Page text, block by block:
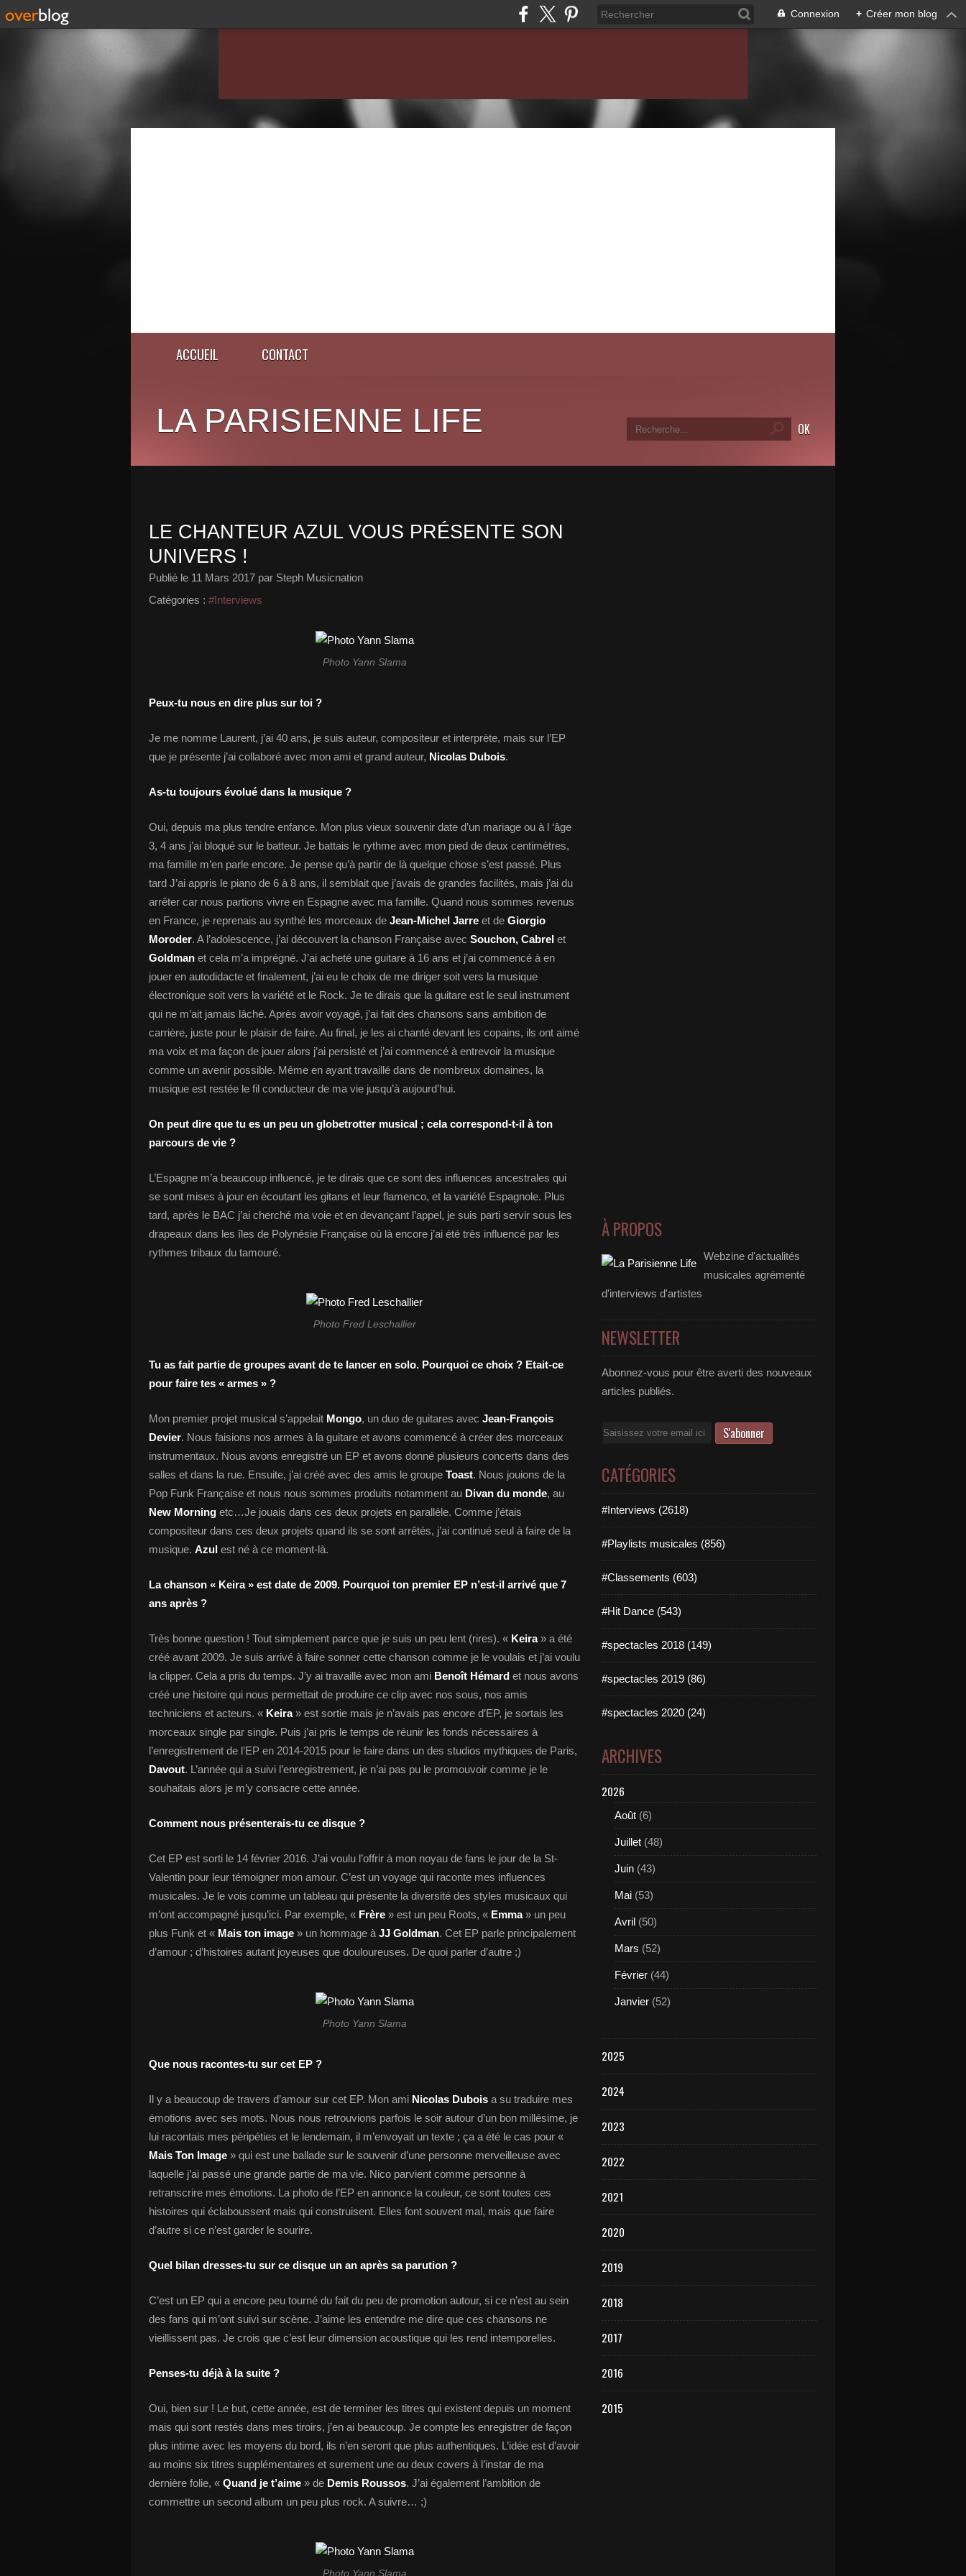
Connexion + Créer mon blog
ACCUEIL CONTACT
LA PARISIENNE LIFE
LE CHANTEUR AZUL VOUS PRÉSENTE SON
UNIVERS !
Publié le 11 Mars 2017 par Steph Musicnation
Catégories : #Interviews
Photo Yann Slama
Peux-tu nous en dire plus sur toi ?
Je me nomme Laurent, j’ai 40 ans, je suis auteur, compositeur et interprète, mais sur l’EP
que je présente j’ai collaboré avec mon ami et grand auteur, Nicolas Dubois.
As-tu toujours évolué dans la musique ?
Oui, depuis ma plus tendre enfance. Mon plus vieux souvenir date d’un mariage ou à l ‘âge
3, 4 ans j’ai bloqué sur le batteur. Je battais le rythme avec mon pied de deux centimètres,
ma famille m’en parle encore. Je pense qu’à partir de là quelque chose s’est passé. Plus
tard J’ai appris le piano de 6 à 8 ans, il semblait que j’avais de grandes facilités, mais j’ai du
arrêter car nous partions vivre en Espagne avec ma famille. Quand nous sommes revenus
en France, je reprenais au synthé les morceaux de Jean-Michel Jarre et de Giorgio
Moroder. A l’adolescence, j’ai découvert la chanson Française avec Souchon, Cabrel et
Goldman et cela m’a imprégné. J’ai acheté une guitare à 16 ans et j’ai commencé à en
jouer en autodidacte et finalement, j’ai eu le choix de me diriger soit vers la musique
électronique soit vers la variété et le Rock. Je te dirais que la guitare est le seul instrument
qui ne m’ait jamais lâché. Après avoir voyagé, j’ai fait des chansons sans ambition de
carrière, juste pour le plaisir de faire. Au final, je les ai chanté devant les copains, ils ont aimé
ma voix et ma façon de jouer alors j’ai persisté et j’ai commencé à entrevoir la musique
comme un avenir possible. Même en ayant travaillé dans de nombreux domaines, la
musique est restée le fil conducteur de ma vie jusqu’à aujourd’hui.
On peut dire que tu es un peu un globetrotter musical ; cela correspond-t-il à ton
parcours de vie ?
L’Espagne m’a beaucoup influencé, je te dirais que ce sont des influences ancestrales qui
se sont mises à jour en écoutant les gitans et leur flamenco, et la variété Espagnole. Plus
tard, après le BAC j’ai cherché ma voie et en devançant l’appel, je suis parti servir sous les
drapeaux dans les îles de Polynésie Française où là encore j’ai été très influencé par les
rythmes tribaux du tamouré.
Photo Fred Leschallier
Tu as fait partie de groupes avant de te lancer en solo. Pourquoi ce choix ? Etait-ce
pour faire tes « armes » ?
Mon premier projet musical s’appelait Mongo, un duo de guitares avec Jean-François
Devier. Nous faisions nos armes à la guitare et avons commencé à créer des morceaux
instrumentaux. Nous avons enregistré un EP et avons donné plusieurs concerts dans des
salles et dans la rue. Ensuite, j’ai créé avec des amis le groupe Toast. Nous jouions de la
Pop Funk Française et nous nous sommes produits notamment au Divan du monde, au
New Morning etc…Je jouais dans ces deux projets en parallèle. Comme j’étais
compositeur dans ces deux projets quand ils se sont arrêtés, j’ai continué seul à faire de la
musique. Azul est né à ce moment-là.
La chanson « Keira » est date de 2009. Pourquoi ton premier EP n’est-il arrivé que 7
ans après ?
Très bonne question ! Tout simplement parce que je suis un peu lent (rires). « Keira» a été
créé avant 2009. Je suis arrivé à faire sonner cette chanson comme je le voulais et j’ai voulu
la clipper. Cela a pris du temps. J’y ai travaillé avec mon ami Benoît Hémard et nous avons
créé une histoire qui nous permettait de produire ce clip avec nos sous, nos amis
techniciens et acteurs. « Keira» est sortie mais je n’avais pas encore d’EP, je sortais les
morceaux single par single. Puis j’ai pris le temps de réunir les fonds nécessaires à
l’enregistrement de l’EP en 2014-2015 pour le faire dans un des studios mythiques de Paris,
Davout. L’année qui a suivi l’enregistrement, je n’ai pas pu le promouvoir comme je le
souhaitais alors je m’y consacre cette année.
Comment nous présenterais-tu ce disque ?
Cet EP est sorti le 14 février 2016. J’ai voulu l’offrir à mon noyau de fans le jour de la St-
Valentin pour leur témoigner mon amour. C’est un voyage qui raconte mes influences
musicales. Je le vois comme un tableau qui présente la diversité des styles musicaux qui
m’ont accompagné jusqu’ici. Par exemple, « Frère » est un peu Roots, « Emma» un peu
plus Funk et « Mais ton image » un hommage à JJ Goldman. Cet EP parle principalement
d’amour ; d’histoires autant joyeuses que douloureuses. De quoi parler d’autre ;)
Photo Yann Slama
Que nous racontes-tu sur cet EP ?
Il y a beaucoup de travers d’amour sur cet EP. Mon ami Nicolas Dubois a su traduire mes
émotions avec ses mots. Nous nous retrouvions parfois le soir autour d’un bon millésime, je
lui racontais mes péripéties et le lendemain, il m’envoyait un texte ; ça a été le cas pour «
Mais Ton Image » qui est une ballade sur le souvenir d’une personne merveilleuse avec
laquelle j’ai passé une grande partie de ma vie. Nico parvient comme personne à
retranscrire mes émotions. La photo de l’EP en annonce la couleur, ce sont toutes ces
histoires qui éclaboussent mais qui construisent. Elles font souvent mal, mais que faire
d’autre si ce n’est garder le sourire.
Quel bilan dresses-tu sur ce disque un an après sa parution ?
C’est un EP qui a encore peu tourné du fait du peu de promotion autour, si ce n’est au sein
des fans qui m’ont suivi sur scène. J’aime les entendre me dire que ces chansons ne
vieillissent pas. Je crois que c’est leur dimension acoustique qui les rend intemporelles.
Penses-tu déjà à la suite ?
Oui, bien sur ! Le but, cette année, est de terminer les titres qui existent depuis un moment
mais qui sont restés dans mes tiroirs, j’en ai beaucoup. Je compte les enregistrer de façon
plus intime avec les moyens du bord, ils n’en seront que plus authentiques. L’idée est d’avoir
au moins six titres supplémentaires et surement une ou deux covers à l’instar de ma
dernière folie, « Quand je t’aime » de Demis Roussos. J’ai également l’ambition de
commettre un second album un peu plus rock. A suivre… ;)
Photo Yann Slama
À PROPOS
Webzine d'actualités
musicales agrémenté
d'interviews d'artistes
NEWSLETTER
Abonnez-vous pour être averti des nouveaux
articles publiés.
Email
CATÉGORIES
#Interviews (2618)
#Playlists musicales (856)
#Classements (603)
#Hit Dance (543)
#spectacles 2018 (149)
#spectacles 2019 (86)
#spectacles 2020 (24)
ARCHIVES
2026
Août (6)
Juillet (48)
Juin (43)
Mai (53)
Avril (50)
Mars (52)
Février (44)
Janvier (52)
2025
2024
2023
2022
2021
2020
2019
2018
2017
2016
2015